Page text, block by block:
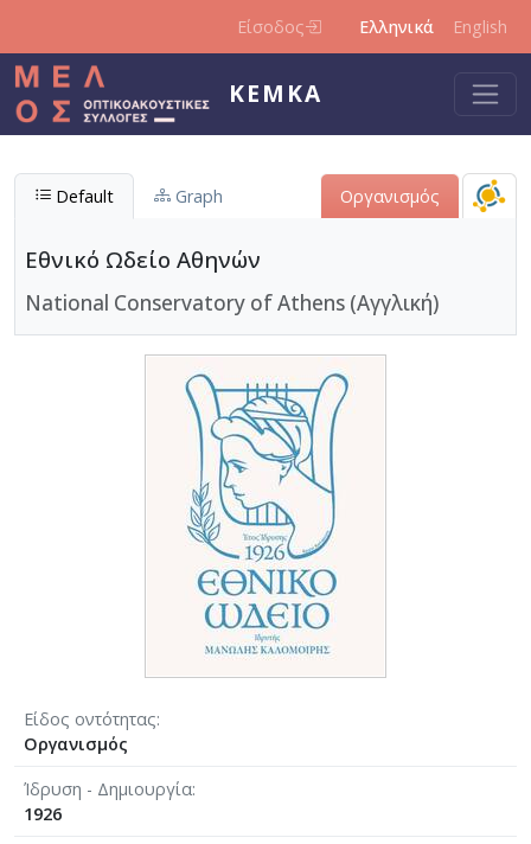
Είσοδος Ελληνικά English
ΚΕΜΚΑ
Default Graph Οργανισμός
Εθνικό Ωδείο Αθηνών
National Conservatory of Athens (Αγγλική)
Είδος οντότητας
Οργανισμός
Ίδρυση - Δημιουργία
1926